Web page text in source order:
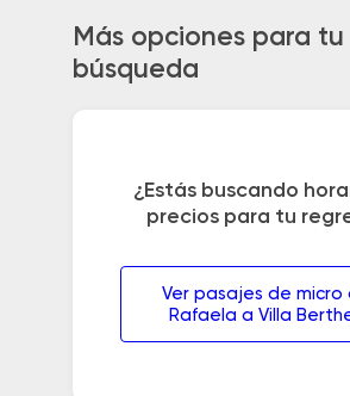
Más opciones para tu
búsqueda
¿Estás buscando
precios para tu
Ver pasajes de micro
Rafaela a Villa